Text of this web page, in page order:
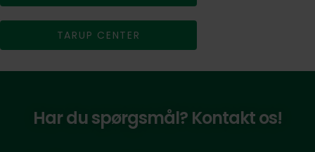
TARUP CENTER
Har du spørgsmål? Kontakt os!